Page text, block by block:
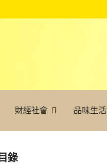
財經社會 品味生活
錄